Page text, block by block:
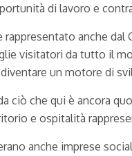
di lavoro e
anche
visitatori da tutto il
un motore di
ciò che qui è ancora
e ospitalità
anche imprese